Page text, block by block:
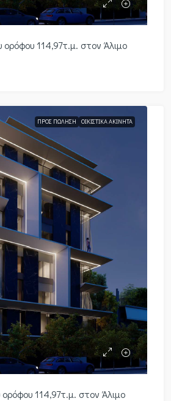
114,97τ.μ. στον Άλιμο
ΠΡΟΣ ΠΏΛΗΣΗ ΟΙΚΙΣΤΙΚΆ ΑΚΊΝΗΤΑ
114,97τ.μ. στον Άλιμο